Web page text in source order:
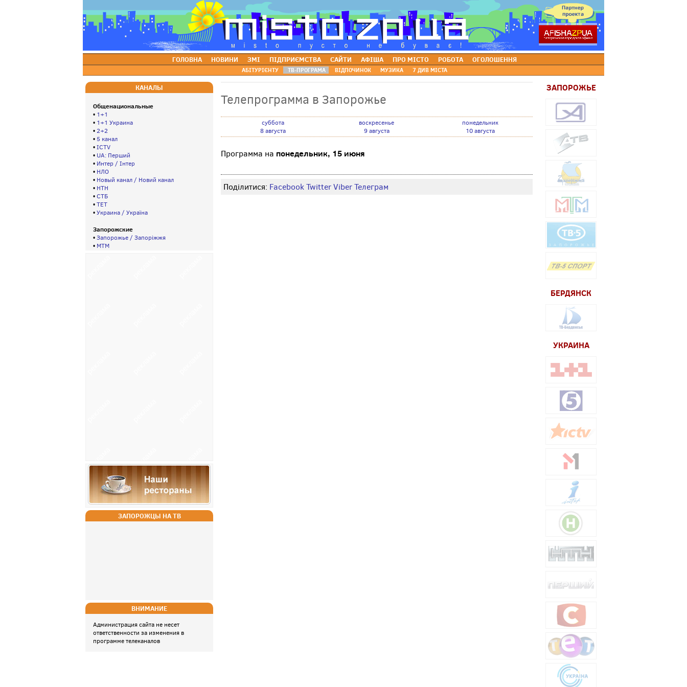
ГОЛОВНА НОВИНИ ЗМІ ПІДПРИЄМСТВА САЙТИ АФІША ПРО МІСТО РОБОТА ОГОЛОШЕННЯ
АБІТУРІЄНТУ ТВ-ПРОГРАМА ВІДПОЧИНОК МУЗИКА 7 ДИВ МІСТА
КАНАЛЫ
Общенациональные
• 1+1
• 1+1 Украина
•2+2
• 5 канал
•ICTV
• UA: Перший
• Интер / Інтер
• НЛО
• Новый канал / Новий канал
• НТН
•СТБ
•ТЕТ
•Украина / Україна
Запорожские
•Запорожье / Запорiжжя
• МТМ
ЗАПОРОЖЦЫ НА ТВ
ВНИМАНИЕ
Администрация сайта не несет
ответственности за изменения в
программе телеканалов
Телепрограмма в Запорожье
суббота
8 августа
воскресенье
9 августа
понедельник
10 августа
Программа на понедельник, 15 июня
Поділитися: FacebookTwitterViberТелеграм
ЗАПОРОЖЬЕ
БЕРДЯНСК
УКРАИНА